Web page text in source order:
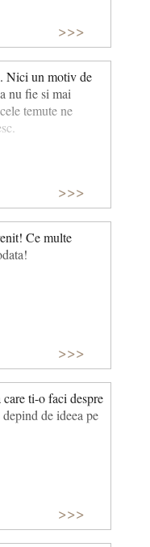
>>>
Nici un motiv de
nu fie si mai
temute ne
>>>
Ce multe
>>>
ti-o faci despre
de ideea pe
>>>